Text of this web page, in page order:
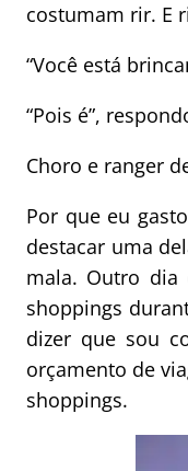
costumam rir. E
“Você está
“Pois é”,
Choro e ranger
Por que eu
destacar uma
mala. Outro
shoppings
dizer que sou
orçamento de
shoppings.